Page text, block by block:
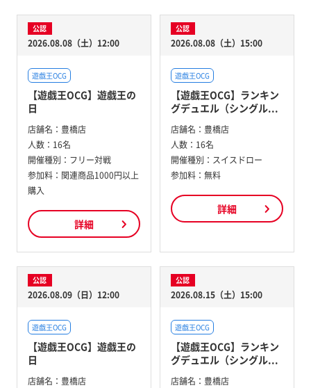
公認
2026.08.08（土）12:00
遊戯王OCG
【遊戯王OCG】遊戯王の
日
店舗名： 豊橋店
人数： 16名
開催種別： フリー対戦
参加料： 関連商品1000円以上
購入
詳細
公認
2026.08.08（土）15:00
遊戯王OCG
【遊戯王OCG】ランキン
グデュエル（シングル...
店舗名： 豊橋店
人数： 16名
開催種別： スイスドロー
参加料： 無料
詳細
公認
2026.08.09（日）12:00
遊戯王OCG
【遊戯王OCG】遊戯王の
日
店舗名： 豊橋店
公認
2026.08.15（土）15:00
遊戯王OCG
【遊戯王OCG】ランキン
グデュエル（シングル...
店舗名： 豊橋店